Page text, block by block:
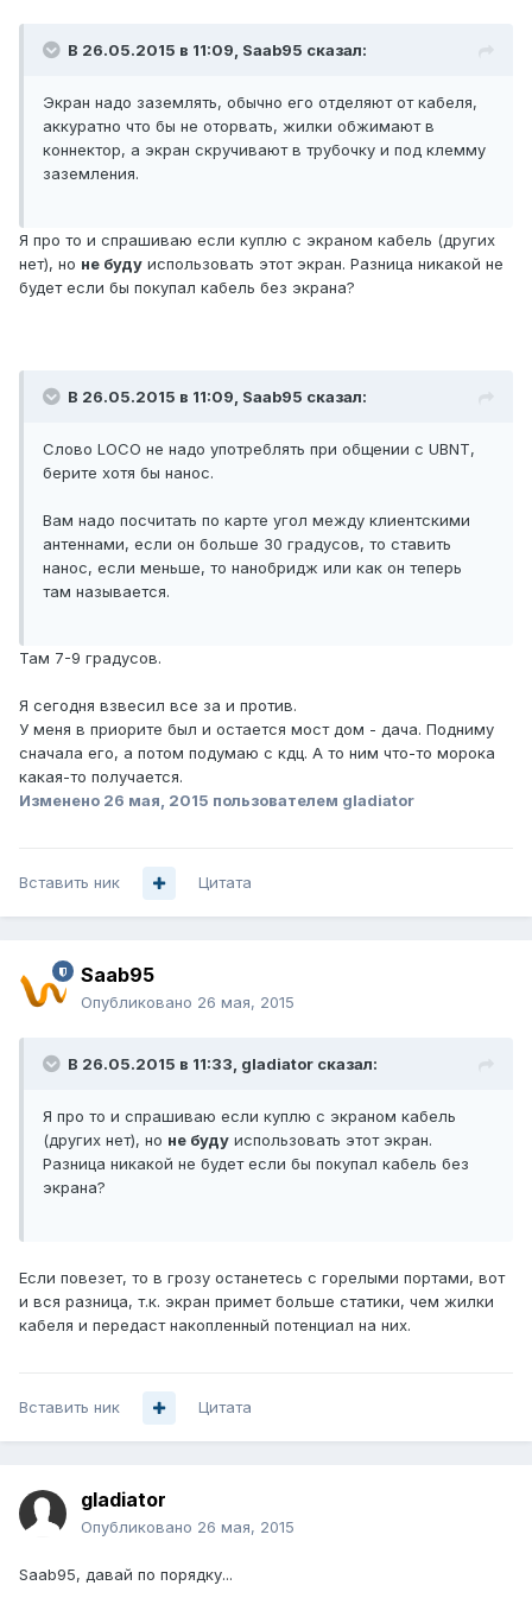
В 26.05.2015 в 11:09, Saab95 сказал:
Экран надо заземлять, обычно его отделяют от кабеля,
аккуратно что бы не оторвать, жилки обжимают в
коннектор, а экран скручивают в трубочку и под клемму
заземления.
Я про то и спрашиваю если куплю с экраном кабель (других
нет), но не буду использовать этот экран. Разница никакой не
будет если бы покупал кабель без экрана?
В 26.05.2015 в 11:09, Saab95 сказал:
Слово LOCO не надо употреблять при общении с UBNT,
берите хотя бы нанос.
Вам надо посчитать по карте угол между клиентскими
антеннами, если он больше 30 градусов, то ставить
нанос, если меньше, то нанобридж или как он теперь
там называется.
Там 7-9 градусов.
Я сегодня взвесил все за и против.
У меня в приорите был и остается мост дом - дача. Подниму
сначала его, а потом подумаю с кдц. А то ним что-то морока
какая-то получается.
Изменено 26 мая, 2015 пользователем gladiator
Вставить ник Цитата
Saab95
Опубликовано 26 мая, 2015
В 26.05.2015 в 11:33, gladiator сказал:
Я про то и спрашиваю если куплю с экраном кабель
(других нет), но не буду использовать этот экран.
Разница никакой не будет если бы покупал кабель без
экрана?
Если повезет, то в грозу останетесь с горелыми портами, вот
и вся разница, т.к. экран примет больше статики, чем жилки
кабеля и передаст накопленный потенциал на них.
Вставить ник Цитата
gladiator
Опубликовано 26 мая, 2015
Saab95, давай по порядку...